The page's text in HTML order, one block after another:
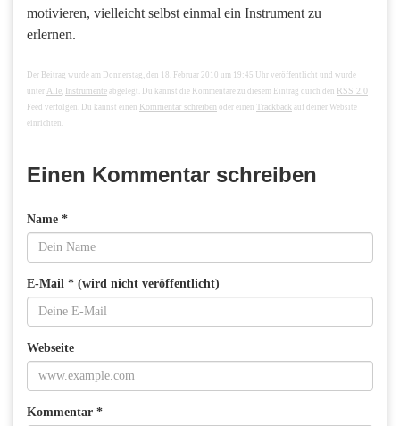
motivieren, vielleicht selbst einmal ein Instrument zu
erlernen.
Der Beitrag wurde am Donnerstag, den 18. Februar 2010 um 19:45 Uhr veröffentlicht und wurde
unter Alle Instrumente abgelegt. Du kannst die Kommentare zu diesem Eintrag durch den RSS 2.0
Feed verfolgen. Du kannst einen Kommentar schreiben oder einen Trackback auf deiner Website
einrichten.
Einen Kommentar schreiben
Name *
E-Mail * (wird nicht veröffentlicht)
Webseite
Kommentar *